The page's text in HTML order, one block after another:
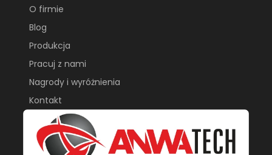
O firmie
Blog
Produkcja
Pracuj z nami
Nagrody i wyróżnienia
Kontakt